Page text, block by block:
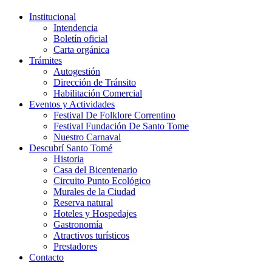
Institucional
Intendencia
Boletín oficial
Carta orgánica
Trámites
Autogestión
Dirección de Tránsito
Habilitación Comercial
Eventos y Actividades
Festival De Folklore Correntino
Festival Fundación De Santo Tome
Nuestro Carnaval
Descubrí Santo Tomé
Historia
Casa del Bicentenario
Circuito Punto Ecológico
Murales de la Ciudad
Reserva natural
Hoteles y Hospedajes
Gastronomía
Atractivos turísticos
Prestadores
Contacto